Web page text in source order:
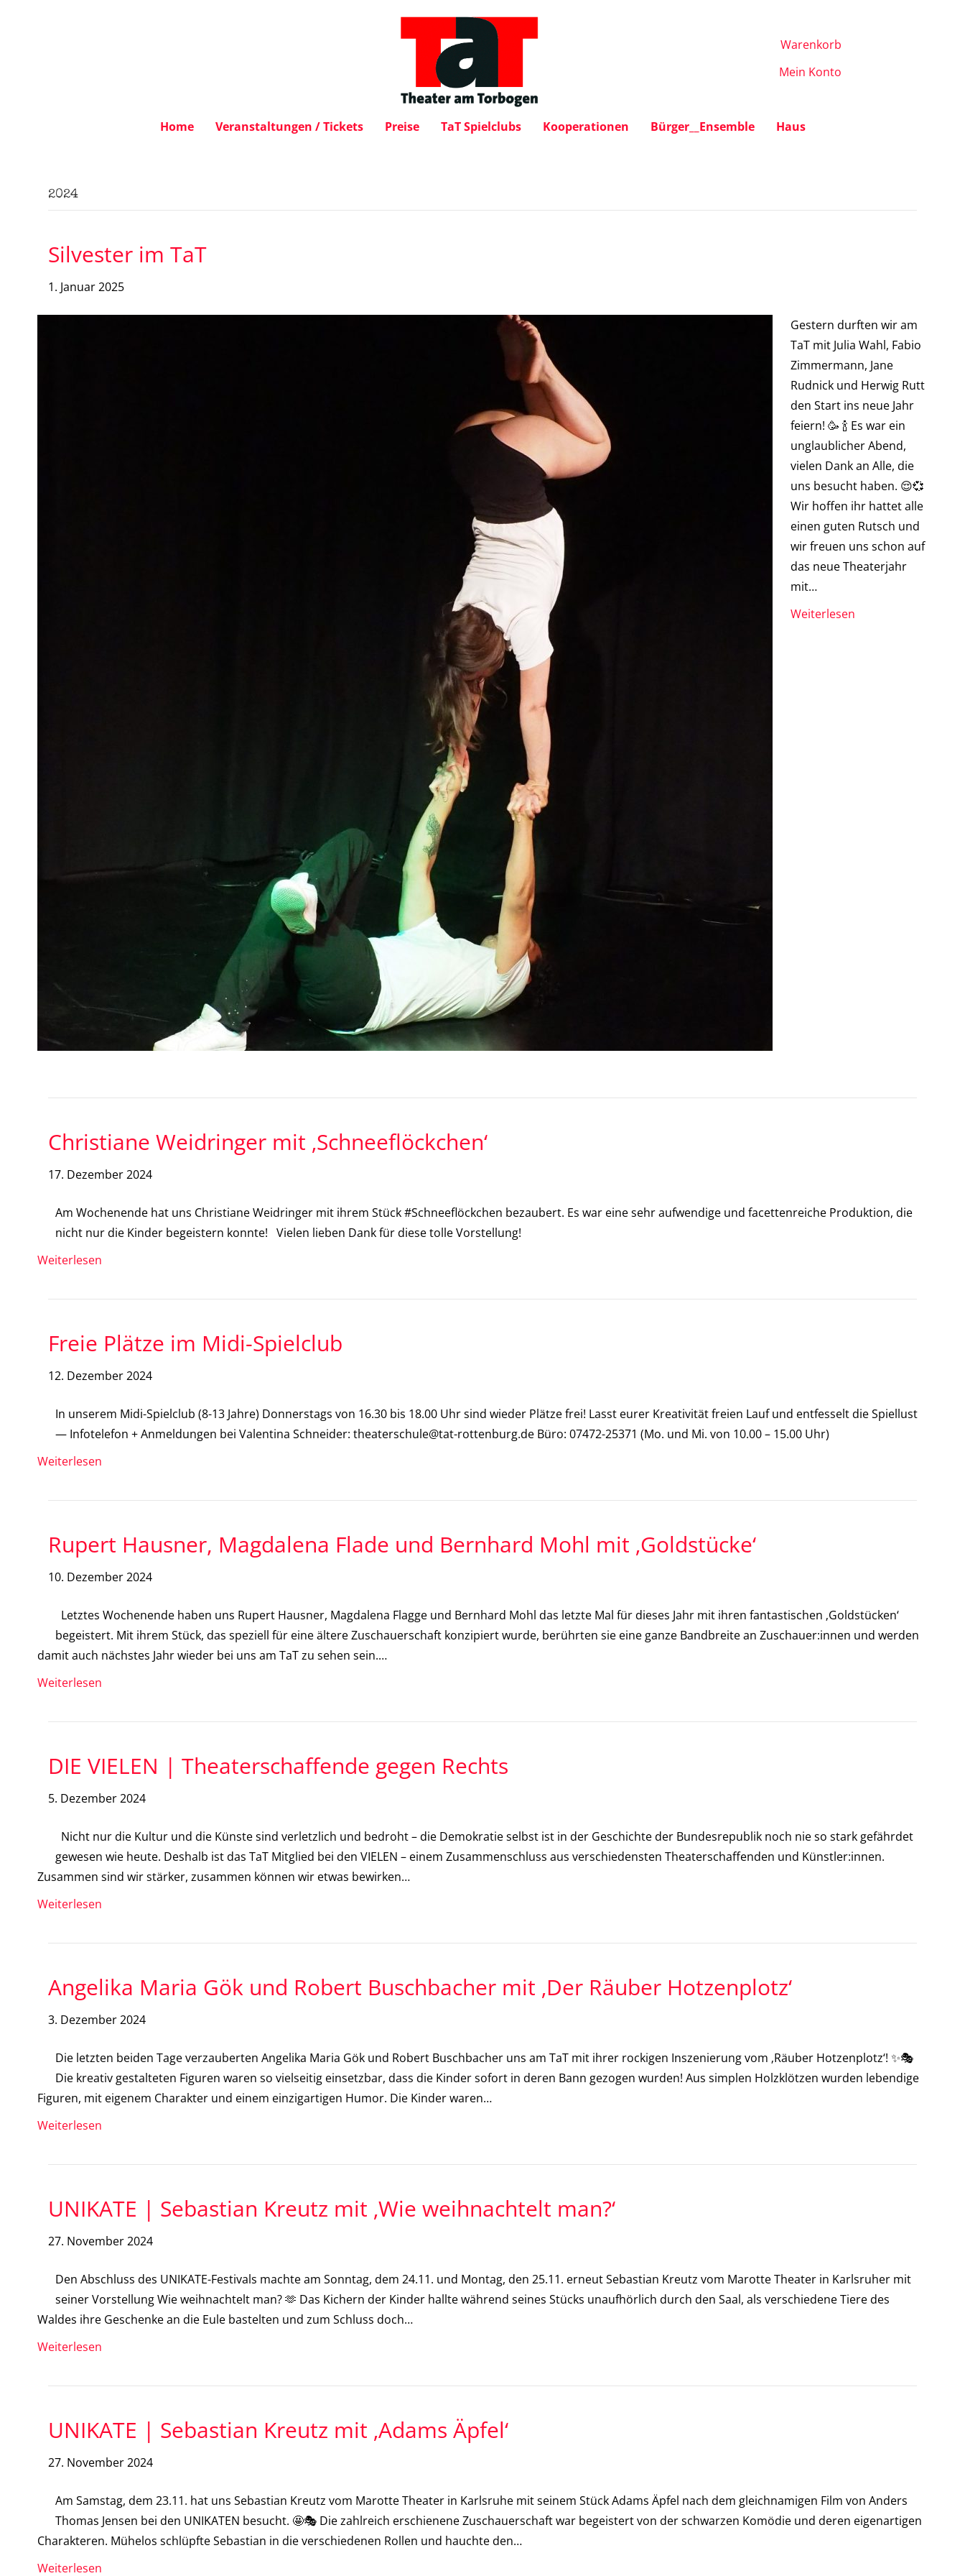
Warenkorb
Mein Konto
Home Veranstaltungen / Tickets Preise TaT Spielclubs Kooperationen Bürger__Ensemble Haus
2024
Silvester im TaT
1. Januar 2025
Gestern durften wir am
TaT mit Julia Wahl, Fabio
Zimmermann, Jane
Rudnick und Herwig Rutt
den Start ins neue Jahr
feiern! 🥳 🍾 Es war ein
unglaublicher Abend,
vielen Dank an Alle, die
uns besucht haben. 😌💞
Wir hoffen ihr hattet alle
einen guten Rutsch und
wir freuen uns schon auf
das neue Theaterjahr
mit…
Weiterlesen
Christiane Weidringer mit ‚Schneeflöckchen‘
17. Dezember 2024
Am Wochenende hat uns Christiane Weidringer mit ihrem Stück #Schneeflöckchen bezaubert. Es war eine sehr aufwendige und facettenreiche Produktion, die
nicht nur die Kinder begeistern konnte! Vielen lieben Dank für diese tolle Vorstellung!
Weiterlesen
Freie Plätze im Midi-Spielclub
12. Dezember 2024
In unserem Midi-Spielclub (8-13 Jahre) Donnerstags von 16.30 bis 18.00 Uhr sind wieder Plätze frei! Lasst eurer Kreativität freien Lauf und entfesselt die Spiellust
— Infotelefon + Anmeldungen bei Valentina Schneider: theaterschule@tat-rottenburg.de Büro: 07472-25371 (Mo. und Mi. von 10.00 – 15.00 Uhr)
Weiterlesen
Rupert Hausner, Magdalena Flade und Bernhard Mohl mit ‚Goldstücke‘
10. Dezember 2024
Letztes Wochenende haben uns Rupert Hausner, Magdalena Flagge und Bernhard Mohl das letzte Mal für dieses Jahr mit ihren fantastischen ‚Goldstücken‘
begeistert. Mit ihrem Stück, das speziell für eine ältere Zuschauerschaft konzipiert wurde, berührten sie eine ganze Bandbreite an Zuschauer:innen und werden
damit auch nächstes Jahr wieder bei uns am TaT zu sehen sein.…
Weiterlesen
DIE VIELEN | Theaterschaffende gegen Rechts
5. Dezember 2024
Nicht nur die Kultur und die Künste sind verletzlich und bedroht – die Demokratie selbst ist in der Geschichte der Bundesrepublik noch nie so stark gefährdet
gewesen wie heute. Deshalb ist das TaT Mitglied bei den VIELEN – einem Zusammenschluss aus verschiedensten Theaterschaffenden und Künstler:innen.
Zusammen sind wir stärker, zusammen können wir etwas bewirken…
Weiterlesen
Angelika Maria Gök und Robert Buschbacher mit ‚Der Räuber Hotzenplotz‘
3. Dezember 2024
Die letzten beiden Tage verzauberten Angelika Maria Gök und Robert Buschbacher uns am TaT mit ihrer rockigen Inszenierung vom ‚Räuber Hotzenplotz‘! ✨🎭
Die kreativ gestalteten Figuren waren so vielseitig einsetzbar, dass die Kinder sofort in deren Bann gezogen wurden! Aus simplen Holzklötzen wurden lebendige
Figuren, mit eigenem Charakter und einem einzigartigen Humor. Die Kinder waren…
Weiterlesen
UNIKATE | Sebastian Kreutz mit ‚Wie weihnachtelt man?‘
27. November 2024
Den Abschluss des UNIKATE-Festivals machte am Sonntag, dem 24.11. und Montag, den 25.11. erneut Sebastian Kreutz vom Marotte Theater in Karlsruher mit
seiner Vorstellung Wie weihnachtelt man? 🫶 Das Kichern der Kinder hallte während seines Stücks unaufhörlich durch den Saal, als verschiedene Tiere des
Waldes ihre Geschenke an die Eule bastelten und zum Schluss doch…
Weiterlesen
UNIKATE | Sebastian Kreutz mit ‚Adams Äpfel‘
27. November 2024
Am Samstag, dem 23.11. hat uns Sebastian Kreutz vom Marotte Theater in Karlsruhe mit seinem Stück Adams Äpfel nach dem gleichnamigen Film von Anders
Thomas Jensen bei den UNIKATEN besucht. 🤩🎭 Die zahlreich erschienene Zuschauerschaft war begeistert von der schwarzen Komödie und deren eigenartigen
Charakteren. Mühelos schlüpfte Sebastian in die verschiedenen Rollen und hauchte den…
Weiterlesen